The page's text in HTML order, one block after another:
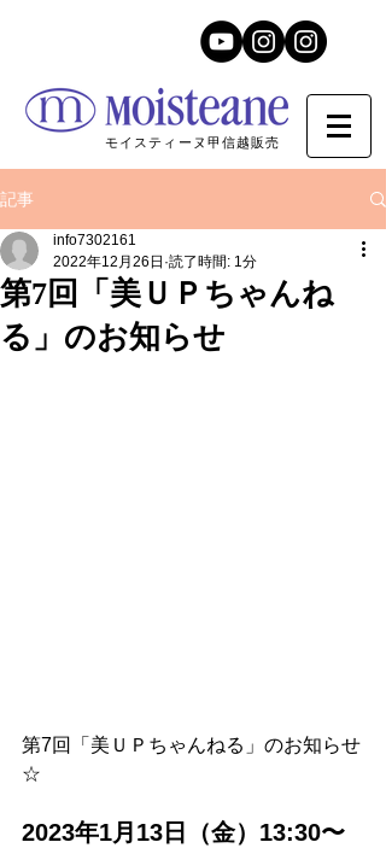
モイスティーヌ甲信越販売
記事
第7回「美ＵＰちゃんね
る」のお知らせ
info7302161
2022年12月26日 読了時間: 1分
第7回「美ＵＰちゃんねる」のお知らせ
☆
2023年1月13日（金）13:30〜